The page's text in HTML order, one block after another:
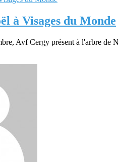
à Visages du Monde
Avf Cergy présent à l'arbre de